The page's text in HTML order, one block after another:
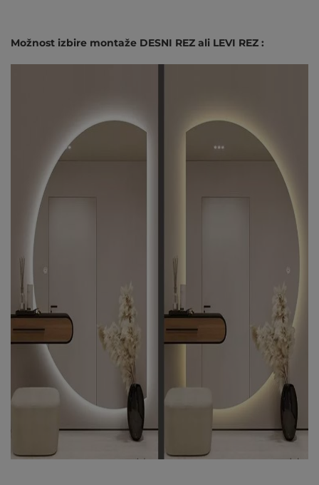
Možnost izbire montaže DESNI REZ ali LEVI REZ :